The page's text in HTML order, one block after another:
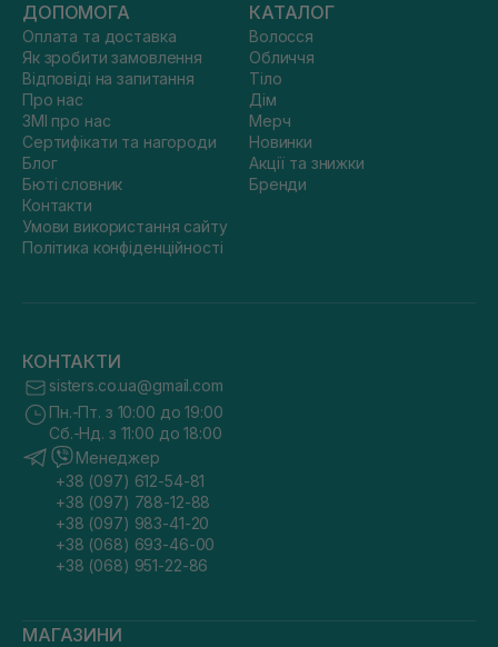
ДОПОМОГА
Оплата та доставка
Як зробити замовлення
Відповіді на запитання
Про нас
ЗМІ про нас
Сертифікати та нагороди
Блог
Бюті словник
Контакти
Умови використання сайту
Політика конфіденційності
КАТАЛОГ
Волосся
Обличчя
Тіло
Дім
Мерч
Новинки
Акції та знижки
Бренди
КОНТАКТИ
sisters.co.ua@gmail.com
Пн.-Пт. з 10:00 до 19:00
Сб.-Нд. з 11:00 до 18:00
Менеджер
+38 (097) 612-54-81
+38 (097) 788-12-88
+38 (097) 983-41-20
+38 (068) 693-46-00
+38 (068) 951-22-86
МАГАЗИНИ